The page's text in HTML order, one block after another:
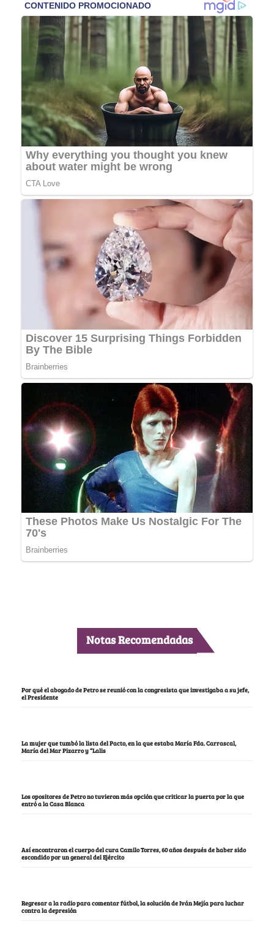
Notas Recomendadas
Por qué el abogado de Petro se reunió con la congresista que investigaba a su jefe,
el Presidente
La mujer que tumbó la lista del Pacto, en la que estaba María Fda. Carrascal,
María del Mar Pizarro y “Lalis
Los opositores de Petro no tuvieron más opción que criticar la puerta por la que
entró a la Casa Blanca
Así encontraron el cuerpo del cura Camilo Torres, 60 años después de haber sido
escondido por un general del Ejército
Regresar a la radio para comentar fútbol, la solución de Iván Mejía para luchar
contra la depresión